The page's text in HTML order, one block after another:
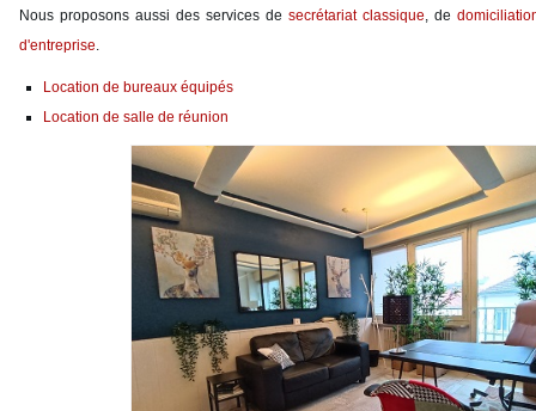
Nous proposons aussi des services de secrétariat classique, de
d'entreprise.
Location de bureaux équipés
Location de salle de réunion